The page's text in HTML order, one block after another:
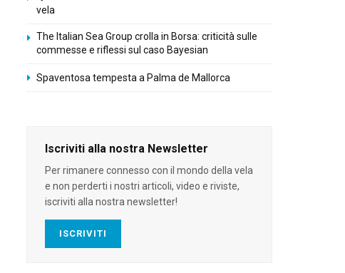
vela
The Italian Sea Group crolla in Borsa: criticità sulle
commesse e riflessi sul caso Bayesian
Spaventosa tempesta a Palma de Mallorca
Iscriviti alla nostra Newsletter
Per rimanere connesso con il mondo della vela
e non perderti i nostri articoli, video e riviste,
iscriviti alla nostra newsletter!
ISCRIVITI